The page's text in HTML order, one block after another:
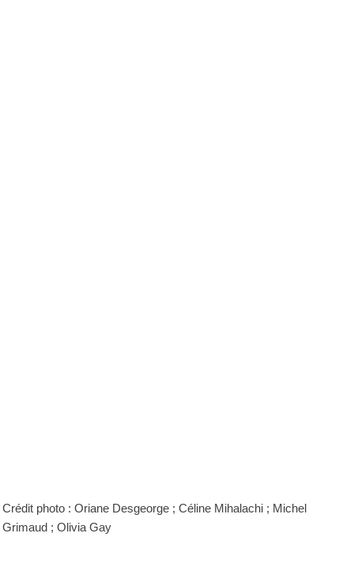
Crédit photo : Oriane Desgeorge ; Céline Mihalachi ; Michel
Grimaud ; Olivia Gay